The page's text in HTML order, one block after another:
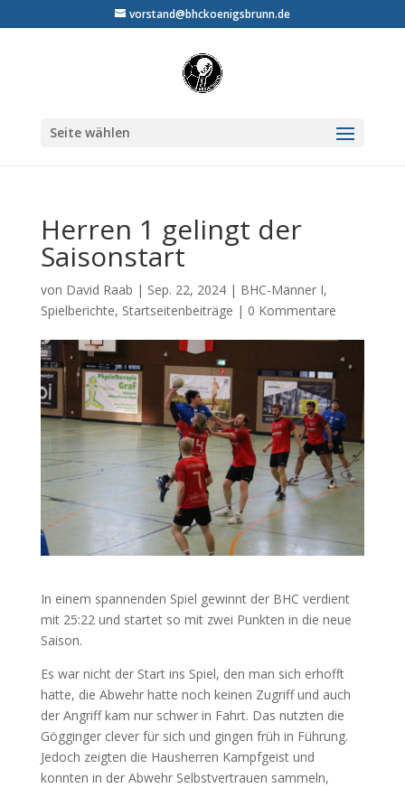
vorstand@bhckoenigsbrunn.de
Seite wählen
Herren 1 gelingt der
Saisonstart
von David Raab | Sep. 22, 2024| BHC-Männer I,
Spielberichte, Startseitenbeiträge | 0 Kommentare
In einem spannenden Spiel gewinnt der BHC verdient
mit 25:22 und startet so mit zwei Punkten in die neue
Saison.
Es war nicht der Start ins Spiel, den man sich erhofft
hatte, die Abwehr hatte noch keinen Zugriff und auch
der Angriff kam nur schwer in Fahrt. Das nutzten die
Gögginger clever für sich und gingen früh in Führung.
Jedoch zeigten die Hausherren Kampfgeist und
konnten in der Abwehr Selbstvertrauen sammeln,